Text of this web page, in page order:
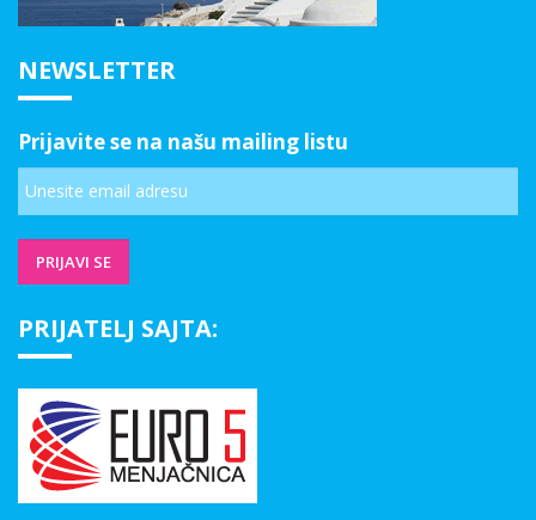
NEWSLETTER
Prijavite se na našu mailing listu
PRIJATELJ SAJTA: